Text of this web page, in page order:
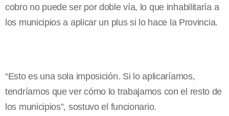
cobro no puede ser por doble vía, lo que inhabilitaría a
los municipios a aplicar un plus si lo hace la Provincia.
“Esto es una sola imposición. Si lo aplicaríamos,
tendríamos que ver cómo lo trabajamos con el resto de
los municipios”, sostuvo el funcionario.